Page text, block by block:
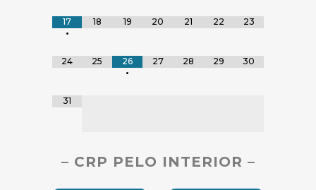
17
•
18 19 20 21 22 23
24 25
26
•
27 28 29 30
31
– CRP PELO INTERIOR –